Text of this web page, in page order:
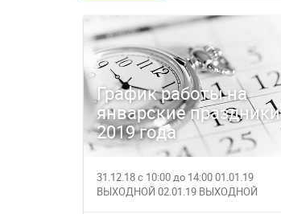
График работы на
январские праздники
2019 года
31.12.18 с 10:00 до 14:00 01.01.19
ВЫХОДНОЙ 02.01.19 ВЫХОДНОЙ